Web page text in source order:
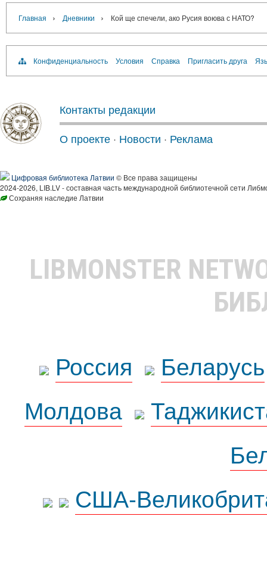
Главная › Дневники › Кой ще спечели, ако Русия воюва с НАТО?
Конфиденциальность Условия Справка Пригласить друга
Контакты редакции
О проекте · Новости · Реклама
Цифровая библиотека Латвии © Все права защищены
2024-2026, LIB.LV - составная часть международной библиотечной сети
Сохраняя наследие Латвии
LIBMONSTER
Россия
Беларусь
Молдова
США-